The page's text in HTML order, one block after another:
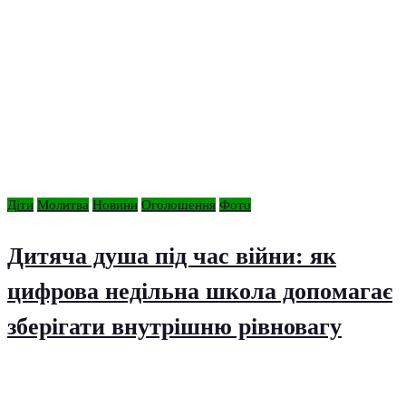
Діти Молитва Новини Оголошення Фото
Дитяча душа під час війни: як
цифрова недільна школа допомагає
зберігати внутрішню рівновагу